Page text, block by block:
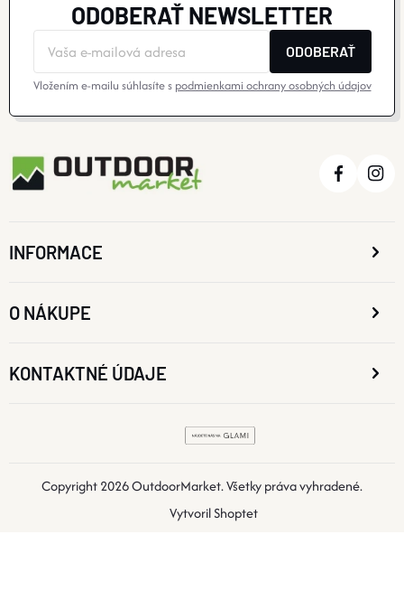
ODOBERAŤ NEWSLETTER
ODOBERAŤ
Vložením e-mailu súhlasíte s podmienkami ochrany osobných údajov
INFORMACE
O NÁKUPE
KONTAKTNÉ ÚDAJE
Vytvoril Shoptet
Copyright 2026OutdoorMarket. Všetky práva vyhradené.